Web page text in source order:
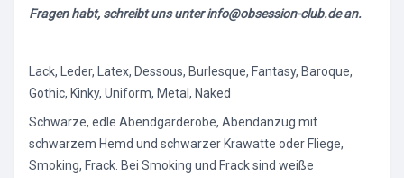
Fragen habt, schreibt uns unter info@obsession-club.de an.
Lack, Leder, Latex, Dessous, Burlesque, Fantasy, Baroque,
Gothic, Kinky, Uniform, Metal, Naked
Schwarze, edle Abendgarderobe, Abendanzug mit
schwarzem Hemd und schwarzer Krawatte oder Fliege,
Smoking, Frack. Bei Smoking und Frack sind weiße